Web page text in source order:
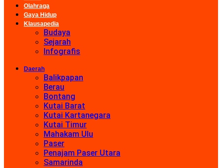
Olahraga
Gaya Hidup
Klausapedia
Budaya
Sejarah
Infografis
Daerah
Balikpapan
Berau
Bontang
Kutai Barat
Kutai Kartanegara
Kutai Timur
Mahakam Ulu
Paser
Penajam Paser Utara
Samarinda